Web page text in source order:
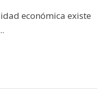
económica existe